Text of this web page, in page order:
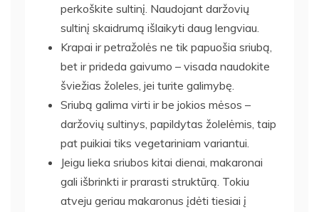
perkoškite sultinį. Naudojant daržovių
sultinį skaidrumą išlaikyti daug lengviau.
Krapai ir petražolės ne tik papuošia sriubą,
bet ir prideda gaivumo – visada naudokite
šviežias žoleles, jei turite galimybę.
Sriubą galima virti ir be jokios mėsos –
daržovių sultinys, papildytas žolelėmis, taip
pat puikiai tiks vegetariniam variantui.
Jeigu lieka sriubos kitai dienai, makaronai
gali išbrinkti ir prarasti struktūrą. Tokiu
atveju geriau makaronus įdėti tiesiai į